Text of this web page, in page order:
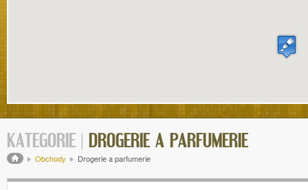
KATEGORIE | DROGERIE A PARFUMERIE
Drobečková navigace
Obchody Drogerie a parfumerie